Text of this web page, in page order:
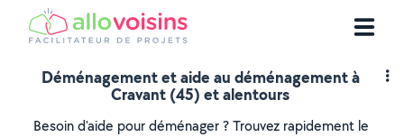
Déménagement et aide au déménagement à
Cravant (45) et alentours
Besoin d'aide pour déménager ? Trouvez rapidement le